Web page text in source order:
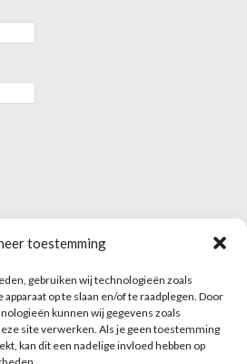
toestemming
gebruiken wij technologieën zoals
op te slaan en/of te raadplegen. Door
kunnen wij gegevens zoals
site verwerken. Als je geen toestemming
kan dit een nadelige invloed hebben op